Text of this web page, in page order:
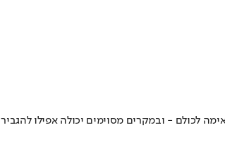
לכולם - ובמקרים מסוימים יכולה אפילו